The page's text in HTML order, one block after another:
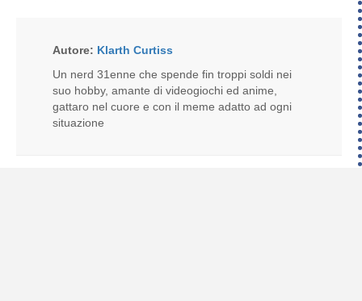
Autore: Klarth Curtiss
Un nerd 31enne che spende fin troppi soldi nei
suo hobby, amante di videogiochi ed anime,
gattaro nel cuore e con il meme adatto ad ogni
situazione